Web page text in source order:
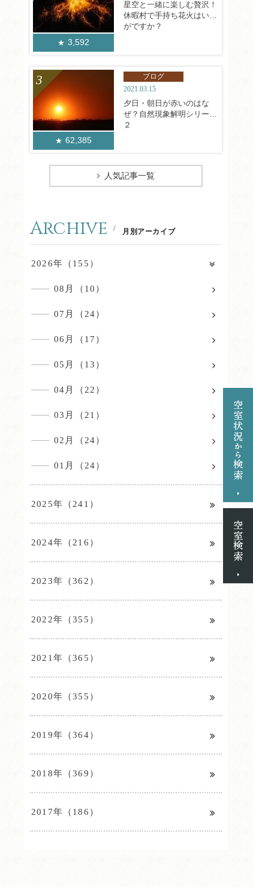
3,592
星空と一緒に楽しむ贅沢！
休暇村で手持ち花火はいか
がですか？
62,385
ブログ
2021.03.15
夕日・朝日が赤いのはな
ぜ？自然現象解明シリーズ
２
人気記事一覧
Archive 月別アーカイブ
2026年（155）
08月（10）
07月（24）
06月（17）
05月（13）
04月（22）
03月（21）
02月（24）
01月（24）
2025年（241）
2024年（216）
2023年（362）
2022年（355）
2021年（365）
2020年（355）
2019年（364）
2018年（369）
2017年（186）